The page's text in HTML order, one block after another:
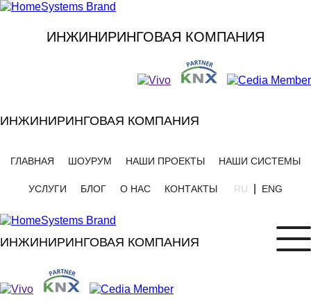
ИНЖИНИРИНГОВАЯ КОМПАНИЯ
ИНЖИНИРИНГОВАЯ КОМПАНИЯ
ГЛАВНАЯ ШОУРУМ НАШИ ПРОЕКТЫ НАШИ СИСТЕМЫ
УСЛУГИ БЛОГ О НАС КОНТАКТЫ RU ENG
ИНЖИНИРИНГОВАЯ КОМПАНИЯ